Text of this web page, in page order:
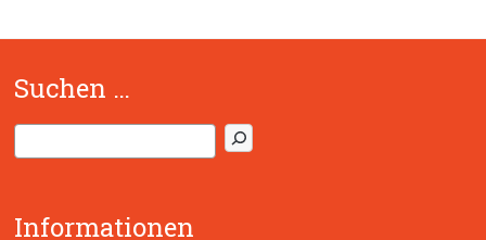
Suchen …
u
e
Informationen